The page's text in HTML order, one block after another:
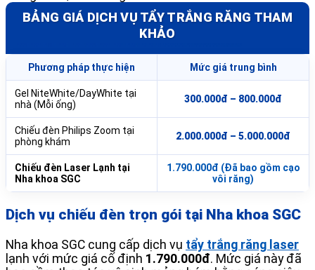
BẢNG GIÁ DỊCH VỤ TẨY TRẮNG RĂNG THAM
KHẢO
Phương pháp thực hiện Mức giá trung bình
Gel NiteWhite/DayWhite tại
nhà (Mỗi ống)
300.000đ – 800.000đ
Chiếu đèn Philips Zoom tại
phòng khám
2.000.000đ – 5.000.000đ
Chiếu đèn Laser Lạnh tại
Nha khoa SGC
1.790.000đ (Đã bao gồm cạo
vôi răng)
Dịch vụ chiếu đèn trọn gói tại Nha khoa SGC
Nha khoa SGC cung cấp dịch vụ tẩy trắng răng laser
lạnh với mức giá cố định 1.790.000đ. Mức giá này đã